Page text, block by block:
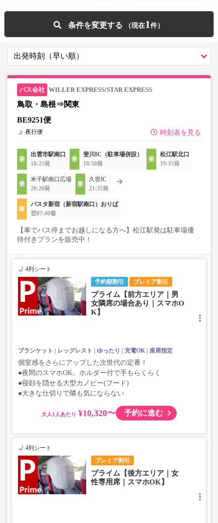
条件を変更する 1
WILLER EXPRESS/STAR EXPRESS
鳥取・島根⇒関東
BE9251便
時刻表を見る
夜行便
出雲市駅南口
18:25発
斐川IC（駐車場併設）
18:50発
松江駅北口
19:35発
米子駅南口広場
20:20発
久世IC
21:35発
バスタ新宿（新宿駅南口）おりば
翌07:40着
【車でバス停までお越しになる方へ】松江駅発は駐車場優
待付きプランを販売中！
予約順割引 プレミア割引
4列シート
プライム【前方エリア｜男
女隣席の場合あり｜スマホO
K】
ブランケット レッグレスト ゆったり 充電OK 座席指定
個室感をさらにアップした次世代の定番！
●夜間のスマホOK。ホルダー付で手もらくらく
●寝顔を隠せる大型カノピー(フード)
●大きな仕切りで隣も気にならない
大人 ¥10,320〜 予約に進む
プレミア割引
4列シート
プライム【後方エリア｜女
性専用席｜スマホOK】